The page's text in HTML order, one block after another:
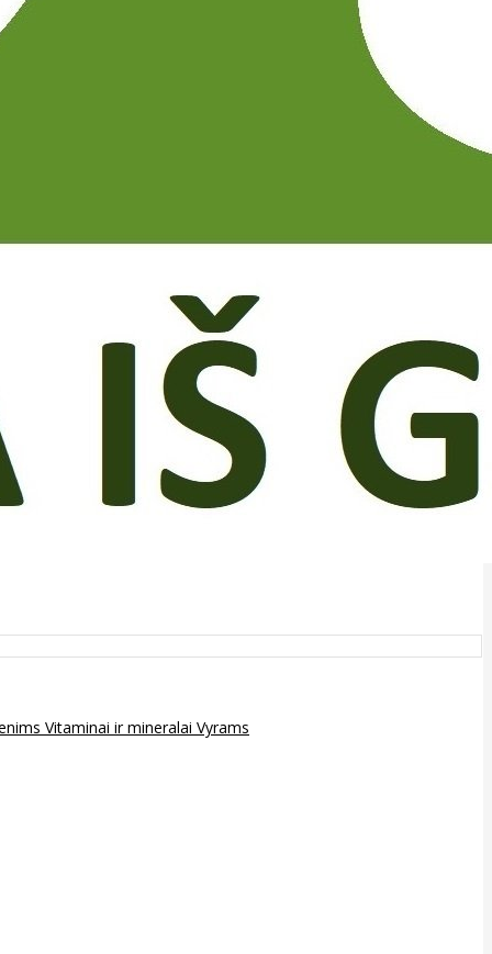
Vitaminai ir mineralai Vyrams